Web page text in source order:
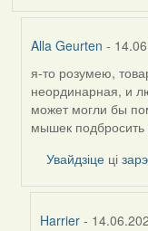
Alla Geurten -
In
reply
to
by
Harrier
я-то розумею,
неординарная, и
может могли бы
мышек
Увайдзіце ці
Harrier -